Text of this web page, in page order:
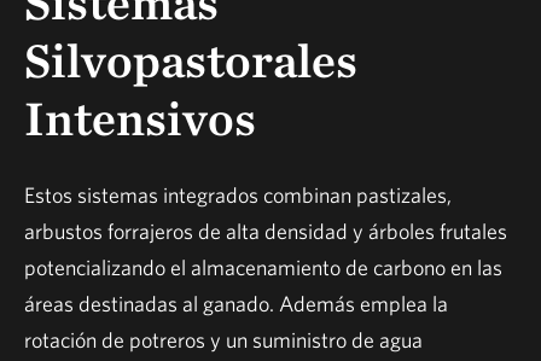
Silvopastorales
Intensivos
Estos sistemas integrados combinan pastizales,
arbustos forrajeros de alta densidad y árboles frutales
potencializando el almacenamiento de carbono en las
áreas destinadas al ganado. Además emplea la
rotación de potreros y un suministro de agua